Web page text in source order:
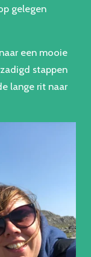
gelegen
een mooie
stappen
lange rit naar